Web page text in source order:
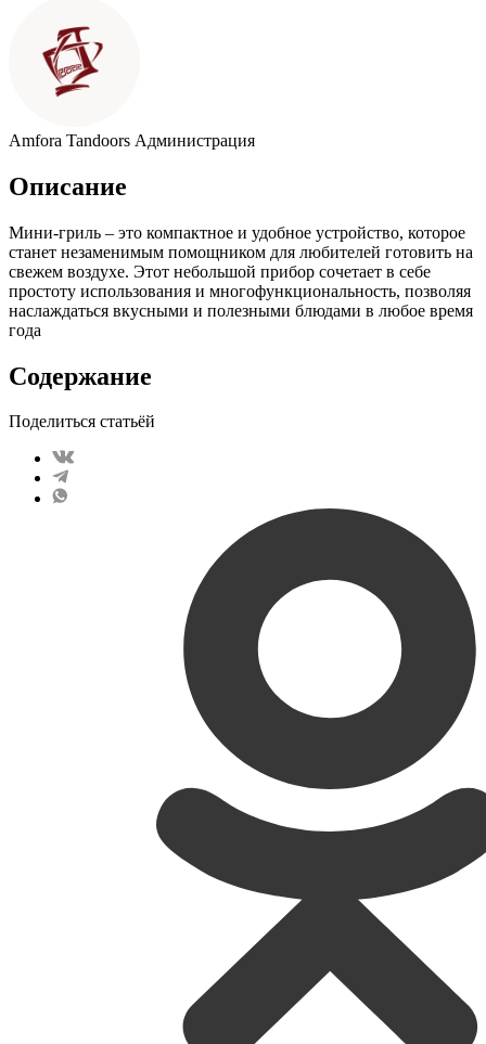
Amfora Tandoors Администрация
Описание
Мини-гриль – это компактное и удобное устройство, которое
станет незаменимым помощником для любителей готовить на
свежем воздухе. Этот небольшой прибор сочетает в себе
простоту использования и многофункциональность, позволяя
наслаждаться вкусными и полезными блюдами в любое время
года
Содержание
Поделиться статьёй